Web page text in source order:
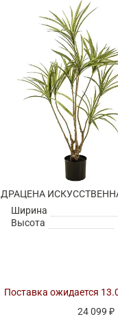
ДРАЦЕНА
Ширина
Высота
Поставка ожидается
24 099 ₽